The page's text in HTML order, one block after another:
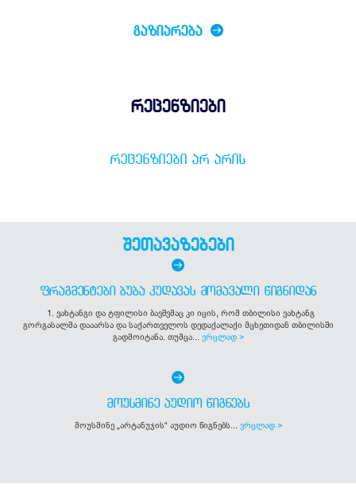
ᲒᲐᲖᲘᲐᲠᲔᲑᲐ
რეცენზიები
ᲠᲔᲪᲔᲜᲖᲘᲔᲑᲘ ᲐᲠ ᲐᲠᲘᲡ
შეთავაზებები
ᲤᲠᲐᲒᲛᲔᲜᲢᲔᲑᲘ ᲑᲣᲑᲐ ᲙᲣᲓᲐᲕᲐᲡ ᲛᲝᲛᲐᲕᲐᲚᲘ ᲬᲘᲒᲜᲘᲓᲐᲜ
1. ვახტანგი და ტფილისი ბავშვმაც კი იცის, რომ თბილისი ვახტანგ
გორგასალმა დააარსა და საქართველოს დედაქალაქი მცხეთიდან თბილისში
გადმოიტანა. თუმცა... ვრცლად >
ᲛᲝᲣᲡᲛᲘᲜᲔ ᲐᲣᲓᲘᲝ ᲬᲘᲒᲜᲔᲑᲡ
მოუსმინე „არტანუჯის“ აუდიო წიგნებს... ვრცლად >